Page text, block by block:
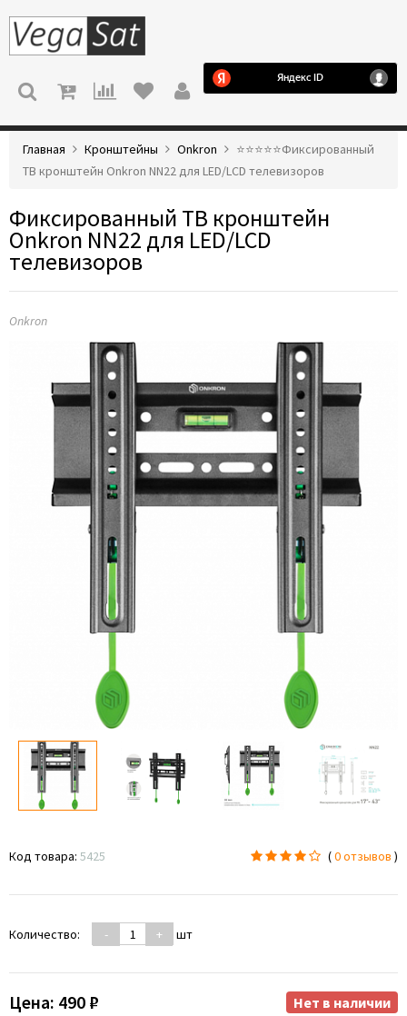
МЕНЮ
Главная Кронштейны Onkron
⭐️⭐️⭐️⭐️⭐️Фиксированный
ТВ кронштейн Onkron NN22 для LED/LCD телевизоров
Фиксированный ТВ кронштейн
Onkron NN22 для LED/LCD
телевизоров
Onkron
Код товара: 5425 (0 отзывов )
Количество: - + шт
Цена: 490 ₽ Нет в наличии